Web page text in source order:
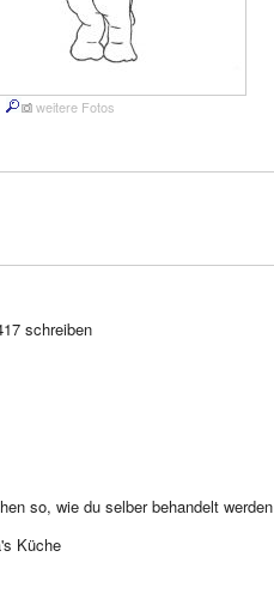
weitere Fotos
schreiben
so, wie du selber behandelt
Küche